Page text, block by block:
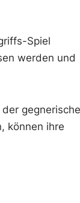
Spiel
werden und
können ihre